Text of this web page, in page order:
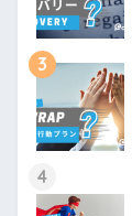
3
4